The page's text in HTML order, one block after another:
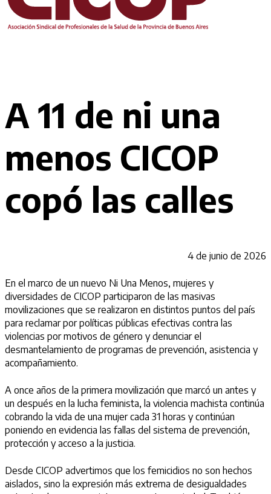
A 11 de ni una
menos CICOP
copó las calles
4 de junio de 2026
En el marco de un nuevo Ni Una Menos, mujeres y
diversidades de CICOP participaron de las masivas
movilizaciones que se realizaron en distintos puntos del país
para reclamar por políticas públicas efectivas contra las
violencias por motivos de género y denunciar el
desmantelamiento de programas de prevención, asistencia y
acompañamiento.
A once años de la primera movilización que marcó un antes y
un después en la lucha feminista, la violencia machista continúa
cobrando la vida de una mujer cada 31 horas y continúan
poniendo en evidencia las fallas del sistema de prevención,
protección y acceso a la justicia.
Desde CICOP advertimos que los femicidios no son hechos
aislados, sino la expresión más extrema de desigualdades